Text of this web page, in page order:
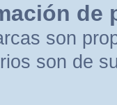
de
son
son de